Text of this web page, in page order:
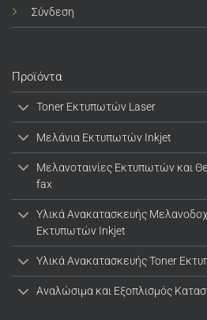
Σύνδεση
Προϊόντα
Toner Εκτυπωτών Laser
Μελάνια Εκτυπωτών Inkjet
Μελανοταινίες Εκτυπωτών και
fax
Υλικά Ανακατασκευής
Εκτυπωτών Inkjet
Υλικά Ανακατασκευής Toner
Αναλώσιμα και Εξοπλισμός